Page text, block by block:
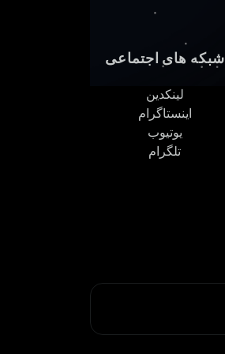
شبکه های اجتماعی
لینکدین
اینستاگرام
یوتیوب
تلگرام